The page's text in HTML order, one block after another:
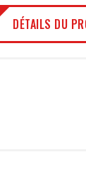
DÉTAILS DU